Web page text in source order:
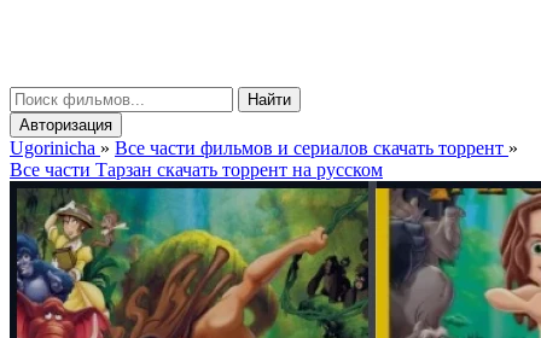
Найти
Авторизация
Ugorinicha » Все части фильмов и сериалов скачать торрент »
Все части Тарзан скачать торрент на русском